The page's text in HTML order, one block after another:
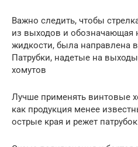
Важно следить, чтобы
из выходов и обозначающая
жидкости, была направлена
Патрубки, надетые на
хомутов
Лучше применять винтовые
как продукция менее
острые края и режет